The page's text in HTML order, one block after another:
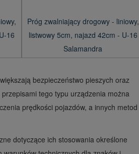
16
Próg zwalniający drogowy - liniowy,
listwowy 5cm, najazd 42cm - U-16
Salamandra
bezpieczeństwo pieszych oraz
tego typu urządzenia można
prędkości pojazdów, a innych metod
dotyczące ich stosowania określone